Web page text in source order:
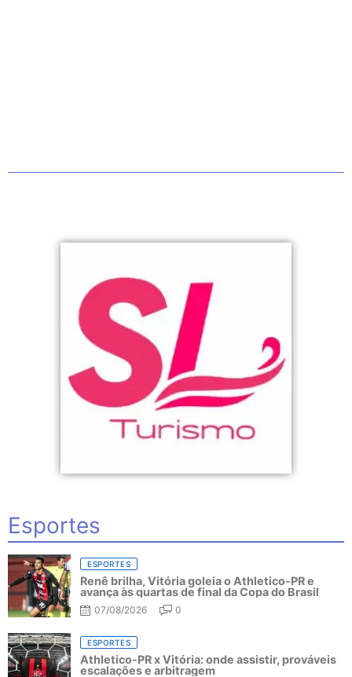
Esportes
ESPORTES
Renê brilha, Vitória goleia o Athletico-PR e
avança às quartas de final da Copa do Brasil
07/08/2026 0
ESPORTES
Athletico-PR x Vitória: onde assistir, prováveis
escalações e arbitragem